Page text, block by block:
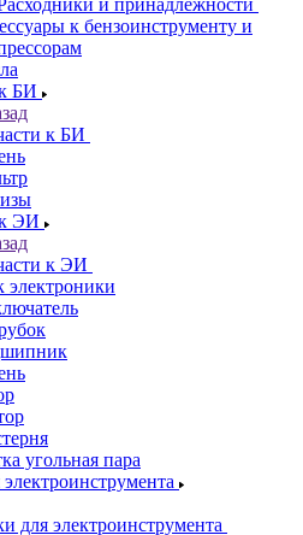
и принадлежности
к бензоинструменту и
БИ
к БИ
ЭИ
к ЭИ
электроники
угольная пара
для электроинструмента